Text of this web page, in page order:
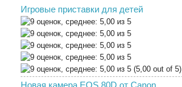
Игровые приставки для детей
(5,00 out of 5)
Новая камера EOS 80D от Canon